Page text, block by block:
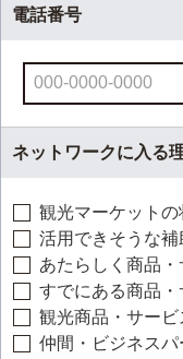
電話番号
ネットワークに入る
観光マーケット
活用できそうな
あたらしく商品
すでにある商品
観光商品・サー
仲間・ビジネス